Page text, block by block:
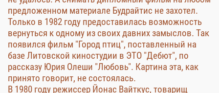
предложенном материале Будрайтис не захотел.
Только в 1982 году предоставилась возможность
вернуться к одному из своих давних замыслов. Так
появился фильм "Город птиц", поставленный на
базе Литовской киностудии в ЭТО "Дебют", по
рассказу Юрия Олеши "Любовь". Картина эта, как
принято говорит, не состоялась.
В 1980 году режиссер Йонас Вайткус, товарищ